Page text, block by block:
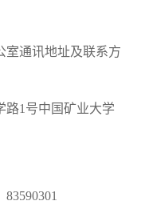
室通讯地址及联系方
1号中国矿业大学